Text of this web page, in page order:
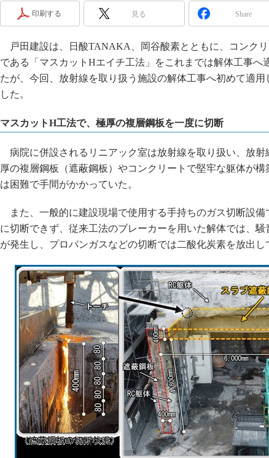
IGAS2018
印刷する 見る Share
戸田建設は、日酸TANAKA、岡谷酸素とともに、コンク
である「マスカットHエイチ工法」をこれまでは解体工事へ
たが、今回、放射線を取り扱う施設の解体工事へ初めて適用
した。
マスカットH工法で、極厚の複層鋼板を一度に切断
病院に併設されるリニアック室は放射線を取り扱い、放射
厚の複層鋼板（遮蔽鋼板）やコンクリートで堅牢な躯体が
は困難で手間がかかっていた。
また、一般的に建設現場で使用する手持ちのガス切断設備
に切断できず、従来工法のブレーカーを用いた解体では、騒
が発生し、プロパンガスなどの切断では二酸化炭素を放出し